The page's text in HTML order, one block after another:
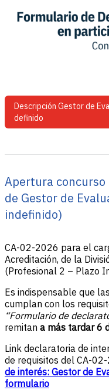
Descripción Gestor de
definido
Apertura concurso
de Gestor de
indefinido)
CA-02-2026 para el
Acreditación, de la
(Profesional 2 – Plazo
Es indispensable que
cumplan con los
“Formulario de
remitan a más tardar 6
Link declaratoria de
de requisitos del CA-
de interés: Gestor de
formulario